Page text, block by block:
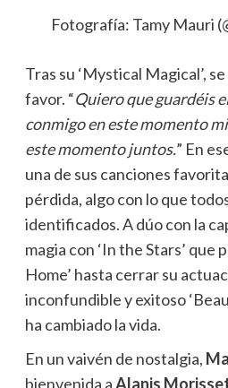
Fotografía: Tamy Mauri
Tras su ‘Mystical Magical’,
favor. “Quiero que guardéis
conmigo en este momento
este momento juntos.” En
una de sus canciones
pérdida, algo con lo que
identificados. A dúo con la
magia con ‘In the Stars’ que
Home’ hasta cerrar su
inconfundible y exitoso
ha cambiado la vida.
En un vaivén de nostalgia,
bienvenida aAlanis